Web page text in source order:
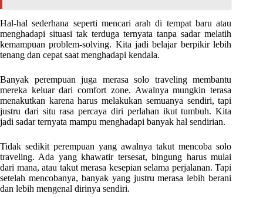
Hal-hal sederhana seperti mencari arah di tempat baru atau
menghadapi situasi tak terduga ternyata tanpa sadar melatih
kemampuan problem-solving. Kita jadi belajar berpikir lebih
tenang dan cepat saat menghadapi kendala.
Banyak perempuan juga merasa solo traveling membantu
mereka keluar dari comfort zone. Awalnya mungkin terasa
menakutkan karena harus melakukan semuanya sendiri, tapi
justru dari situ rasa percaya diri perlahan ikut tumbuh. Kita
jadi sadar ternyata mampu menghadapi banyak hal sendirian.
Tidak sedikit perempuan yang awalnya takut mencoba solo
traveling. Ada yang khawatir tersesat, bingung harus mulai
dari mana, atau takut merasa kesepian selama perjalanan. Tapi
setelah mencobanya, banyak yang justru merasa lebih berani
dan lebih mengenal dirinya sendiri.